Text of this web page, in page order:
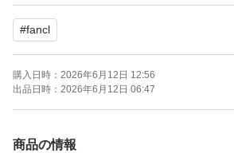
【商品名】大人のカロリミット
【内容量】40回分+4回分（1袋あたり）
【個数】3個セット
【商品の状態】未使用
必ず最後までお読み下さい。
#fancl
購入日時： 2026年6月12日 12:56
出品日時： 2026年6月12日 06:47
商品の情報